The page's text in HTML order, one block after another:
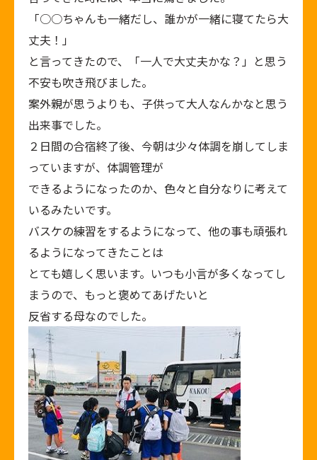
「○○ちゃんも一緒だし、誰かが一緒に寝てたら大
丈夫！」
と言ってきたので、「一人で大丈夫かな？」と思う
不安も吹き飛びました。
案外親が思うよりも、子供って大人なんかなと思う
出来事でした。
２日間の合宿終了後、今朝は少々体調を崩してしま
っていますが、体調管理が
できるようになったのか、色々と自分なりに考えて
いるみたいです。
バスケの練習をするようになって、他の事も頑張れ
るようになってきたことは
とても嬉しく思います。いつも小言が多くなってし
まうので、もっと褒めてあげたいと
反省する母なのでした。